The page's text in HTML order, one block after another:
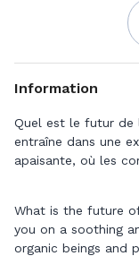
Information
Quel est le futur de
entraîne dans une
apaisante, où les
What is the future
you on a soothing
organic beings and